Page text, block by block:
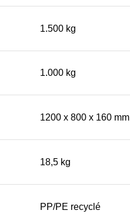
1.500 kg
1.000 kg
1200 x 800 x 160 mm
18,5 kg
PP/PE recyclé